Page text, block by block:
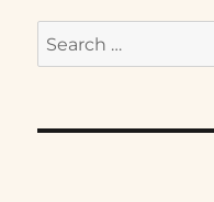
Search
for: